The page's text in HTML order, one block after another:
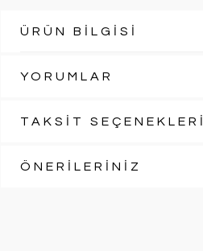
ÜRÜN BİLGİSİ
YORUMLAR
TAKSİT SEÇENEKLERİ
ÖNERİLERİNİZ